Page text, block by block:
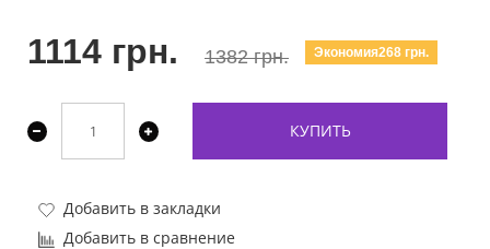
1114 грн. 1382 грн. Экономия268 грн.
КУПИТЬ
Добавить в закладки
Добавить в сравнение